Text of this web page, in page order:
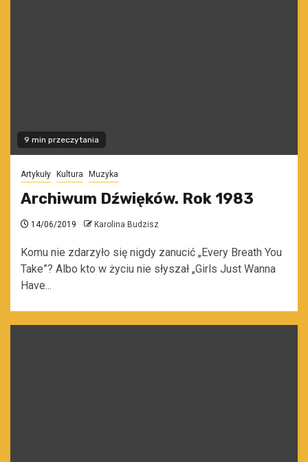
9 min przeczytania
Artykuły Kultura Muzyka
Archiwum Dźwięków. Rok 1983
14/06/2019 Karolina Budzisz
Komu nie zdarzyło się nigdy zanucić „Every Breath You
Take”? Albo kto w życiu nie słyszał „Girls Just Wanna
Have...